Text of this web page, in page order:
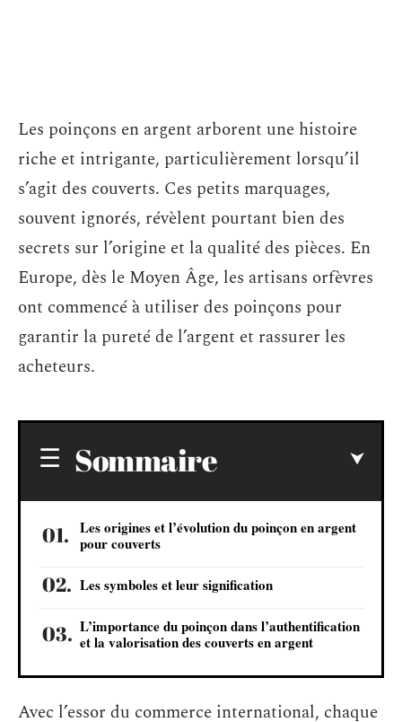
Les poinçons en argent arborent une histoire
riche et intrigante, particulièrement lorsqu’il
s’agit des couverts. Ces petits marquages,
souvent ignorés, révèlent pourtant bien des
secrets sur l’origine et la qualité des pièces. En
Europe, dès le Moyen Âge, les artisans orfèvres
ont commencé à utiliser des poinçons pour
garantir la pureté de l’argent et rassurer les
acheteurs.
Sommaire
Les origines et l’évolution du poinçon en argent
pour couverts
Les symboles et leur signification
L’importance du poinçon dans l’authentification
et la valorisation des couverts en argent
Avec l’essor du commerce international, chaque